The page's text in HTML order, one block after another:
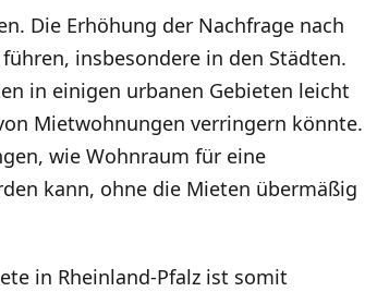
Die Erhöhung der Nachfrage nach
insbesondere in den Städten.
in einigen urbanen Gebieten leicht
Mietwohnungen verringern könnte.
wie Wohnraum für eine
kann, ohne die Mieten übermäßig
in Rheinland-Pfalz ist somit